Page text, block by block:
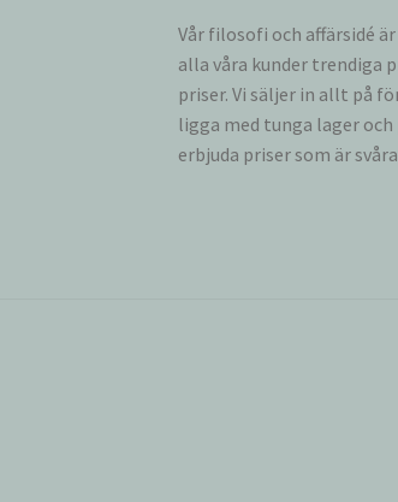
Vår filosofi och affärsidé
alla våra kunder trendiga
priser. Vi säljer in allt på
ligga med tunga lager och
erbjuda priser som är